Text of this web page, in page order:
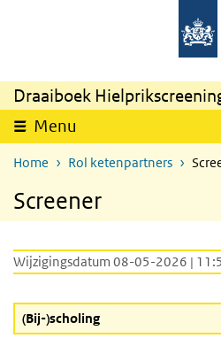
Overslaan en naar de inhoud gaan
Draaiboek
Menu
Home Rol ketenpartners
Screener
Wijzigingsdatum 08-05-2026 |
(Bij-)scholing